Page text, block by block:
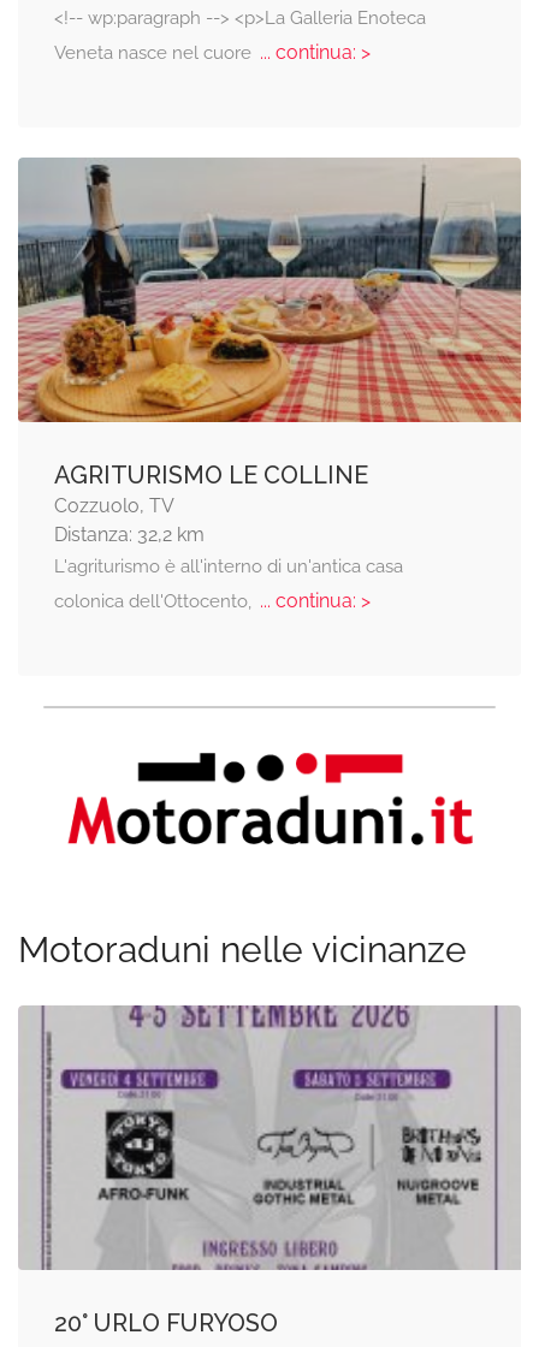
<!-- wp:paragraph --> <p>La Galleria Enoteca
Veneta nasce nel cuore... continua: >
AGRITURISMO LE COLLINE
Cozzuolo, TV
Distanza: 32,2 km
L'agriturismo è all'interno di un'antica casa
colonica dell'Ottocento, ... continua: >
Motoraduni nelle vicinanze
20° URLO FURYOSO